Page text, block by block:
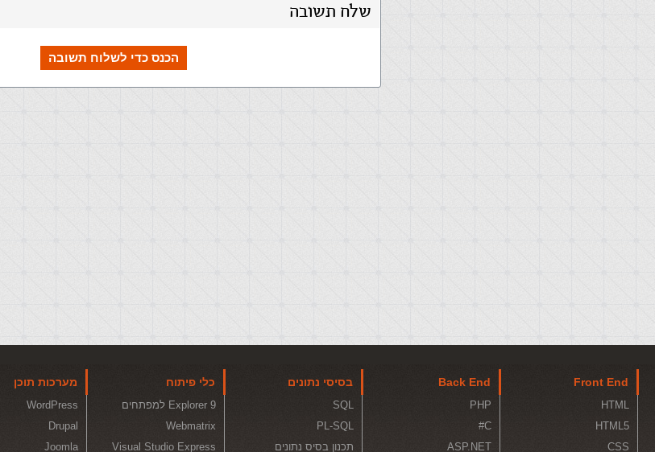
שלח תשובה
הכנס כדי לשלוח תשובה
Front End
HTML
HTML5
CSS
Back End
PHP
C#
ASP.NET
בסיסי נתונים
SQL
PL-SQL
תכנון בסיס נתונים
כלי פיתוח
Explorer 9 למפתחים
Webmatrix
Visual Studio Express
מערכות תוכן
WordPress
Drupal
Joomla